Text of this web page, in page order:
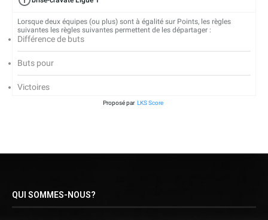
Lorsque deux équipes (ou plus) sont à égalité sur Points, les règles
suivantes les règles suivantes permettent de les départager :
Différence de buts
Buts pour
Victoires
Proposé par LKS Score
QUI SOMMES-NOUS?